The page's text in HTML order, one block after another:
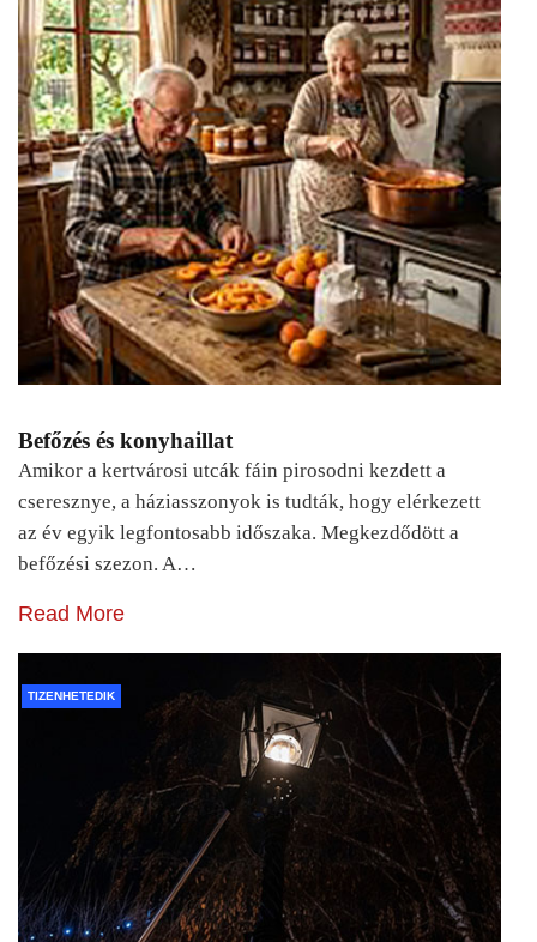
Befőzés és konyhaillat
Amikor a kertvárosi utcák fáin pirosodni kezdett a
cseresznye, a háziasszonyok is tudták, hogy elérkezett
az év egyik legfontosabb időszaka. Megkezdődött a
befőzési szezon. A…
Read More
TIZENHETEDIK